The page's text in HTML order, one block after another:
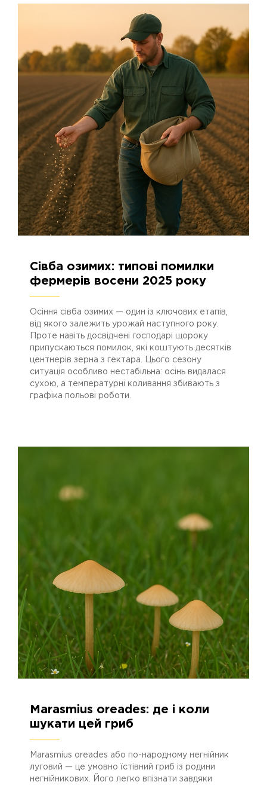
Сівба озимих: типові помилки
фермерів восени 2025 року
Осіння сівба озимих — один із ключових етапів,
від якого залежить урожай наступного року.
Проте навіть досвідчені господарі щороку
припускаються помилок, які коштують десятків
центнерів зерна з гектара. Цього сезону
ситуація особливо нестабільна: осінь видалася
сухою, а температурні коливання збивають з
графіка польові роботи.
Marasmius oreades: де і коли
шукати цей гриб
Marasmius oreades або по-народному негнійник
луговий — це умовно їстівний гриб із родини
негнійникових. Його легко впізнати завдяки